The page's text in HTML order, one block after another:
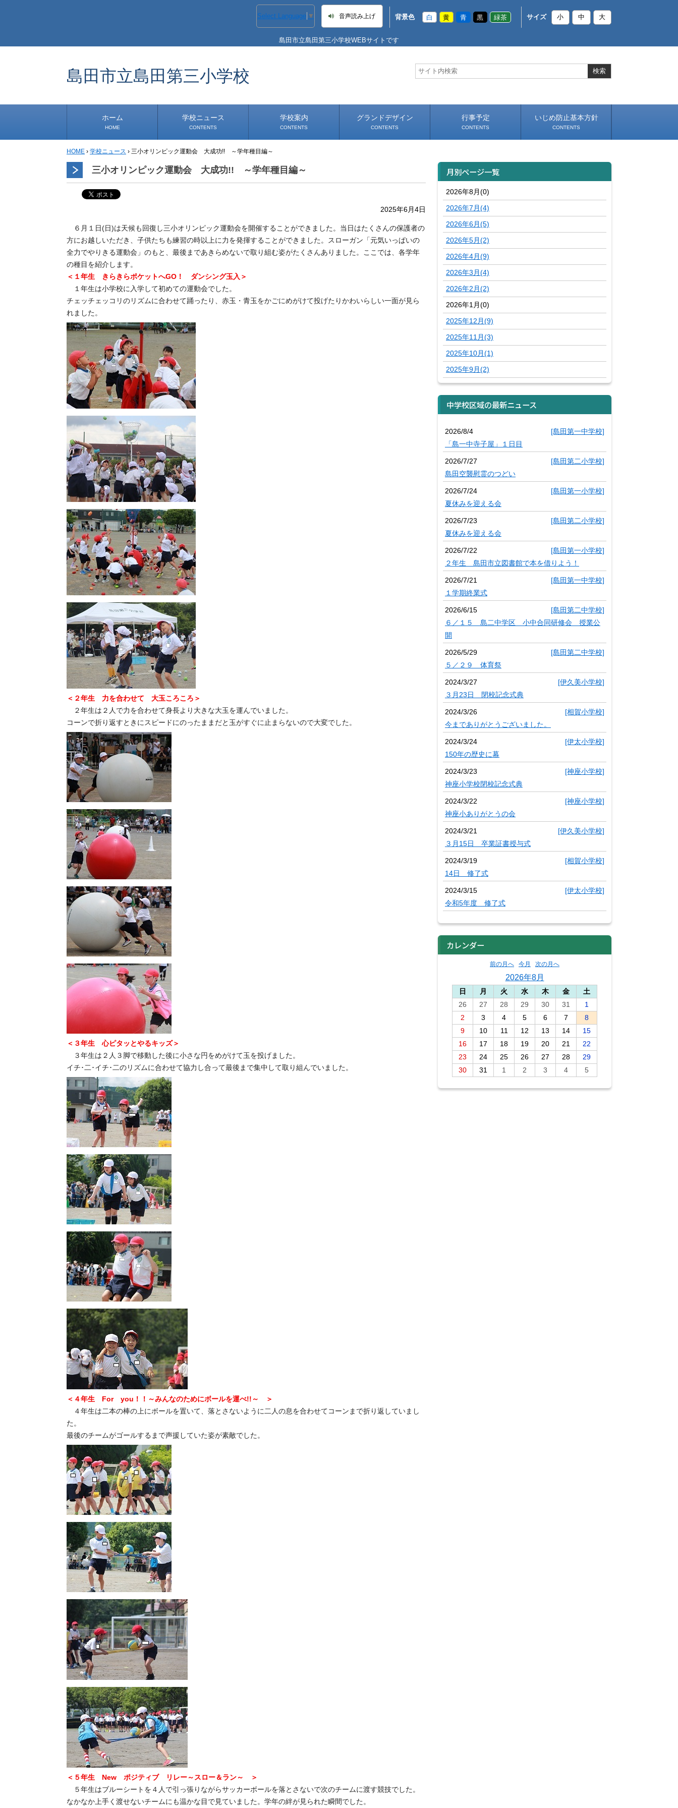
Select Language ▼ 音声読み上げ 背景色 白 黄 青 黒 緑茶 サイズ 小 中 大
島田市立島田第三小学校WEBサイトです
島田市立島田第三小学校
ホーム
HOME
学校ニュース
CONTENTS
学校から
安心・安全
1年生
2年生
3年生
4年生
5年生
6年生
事務・保健室から
児童会・部活から
研修
小中連携事業
その他
学校案内
CONTENTS
学校長あいさつ
学校へのアクセス
グランドデザイン
CONTENTS
行事予定
CONTENTS
いじめ防止基本方針
CONTENTS
HOME › 学校ニュース › 三小オリンピック運動会 大成功!! ～学年種目編～
三小オリンピック運動会 大成功!! ～学年種目編～
2025年6月4日
６月１日(日)は天候も回復し三小オリンピック運動会を開催することができました。当日はたくさんの保護者の
方にお越しいただき、子供たちも練習の時以上に力を発揮することができました。スローガン「元気いっぱいの
全力でやりきる運動会」のもと、最後まであきらめないで取り組む姿がたくさんありました。ここでは、各学年
の種目を紹介します。
＜１年生 きらきらポケットへGO！ ダンシング玉入＞
１年生は小学校に入学して初めての運動会でした。
チェッチェッコリのリズムに合わせて踊ったり、赤玉・青玉をかごにめがけて投げたりかわいらしい一面が見ら
れました。
＜２年生 力を合わせて 大玉ころころ＞
２年生は２人で力を合わせて身長より大きな大玉を運んでいました。
コーンで折り返すときにスピードにのったままだと玉がすぐに止まらないので大変でした。
＜３年生 心ピタッとやるキッズ＞
３年生は２人３脚で移動した後に小さな円をめがけて玉を投げました。
イチ･二･イチ･二のリズムに合わせて協力し合って最後まで集中して取り組んでいました。
＜４年生 For you！！～みんなのためにボールを運べ!!～ ＞
４年生は二本の棒の上にボールを置いて、落とさないように二人の息を合わせてコーンまで折り返していまし
た。
最後のチームがゴールするまで声援していた姿が素敵でした。
＜５年生 New ポジティブ リレー～スロー＆ラン～ ＞
５年生はブルーシートを４人で引っ張りながらサッカーボールを落とさないで次のチームに渡す競技でした。
なかなか上手く渡せないチームにも温かな目で見ていました。学年の絆が見られた瞬間でした。
月別ページ一覧
2026年8月(0)
2026年7月(4)
2026年6月(5)
2026年5月(2)
2026年4月(9)
2026年3月(4)
2026年2月(2)
2026年1月(0)
2025年12月(9)
2025年11月(3)
2025年10月(1)
2025年9月(2)
中学校区域の最新ニュース
2026/8/4
[島田第一中学校]
「島一中寺子屋」１日目
2026/7/27
[島田第二小学校]
島田空襲慰霊のつどい
2026/7/24
[島田第一小学校]
夏休みを迎える会
2026/7/23
[島田第二小学校]
夏休みを迎える会
2026/7/22
[島田第一小学校]
２年生 島田市立図書館で本を借りよう！
2026/7/21
[島田第一中学校]
１学期終業式
2026/6/15
[島田第二中学校]
６／１５ 島二中学区 小中合同研修会 授業公
開
2026/5/29
[島田第二中学校]
５／２９ 体育祭
2024/3/27
[伊久美小学校]
３月23日 閉校記念式典
2024/3/26
[相賀小学校]
今までありがとうございました。
2024/3/24
[伊太小学校]
150年の歴史に幕
2024/3/23
[神座小学校]
神座小学校閉校記念式典
2024/3/22
[神座小学校]
神座小ありがとうの会
2024/3/21
[伊久美小学校]
３月15日 卒業証書授与式
2024/3/19
[相賀小学校]
14日 修了式
2024/3/15
[伊太小学校]
令和5年度 修了式
カレンダー
前の月へ 今月 次の月へ
2026年8月
日 月 火 水 木 金
土
26
27 28 29 30 31
1
2
3 4 5 6 7
8
9
10 11 12 13 14
15
16
17 18 19 20 21
22
23
24 25 26 27 28
29
30
31 1 2 3 4 5